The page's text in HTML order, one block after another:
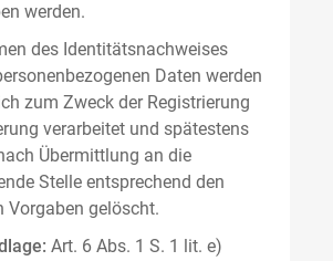
werden.
des Identitätsnachweises
Daten werden
zum Zweck der Registrierung
verarbeitet und spätestens
Übermittlung an die
Stelle entsprechend den
Vorgaben gelöscht.
Art. 6 Abs. 1 S. 1 lit. e)